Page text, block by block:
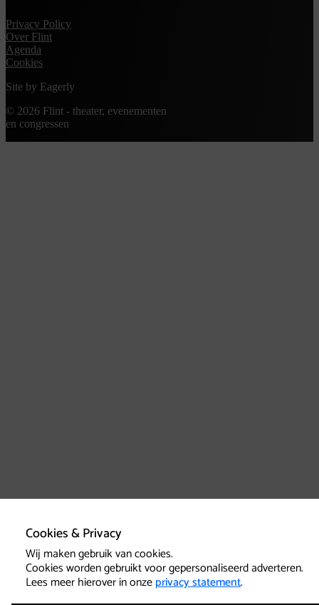
Cookies & Privacy
Wij maken gebruik van cookies.
Cookies worden gebruikt voor gepersonaliseerd adverteren.
Lees meer hierover in onzeprivacy statement.
Privacy Policy
Over Flint
Agenda
Cookies
Site by Eagerly
© 2026 Flint - theater, evenementen
en congressen